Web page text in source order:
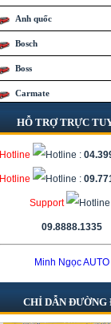
Anh quốc
Bosch
Boss
Carmate
Caska
China
Coido
Flyaudio
Focal
Hàn Quốc
HỖ TRỢ TRỰC
Hotline :
Hotline :
Support
09.8888.1335
Minh Ngọc AUTO
CHỈ DẪN ĐƯỜNG